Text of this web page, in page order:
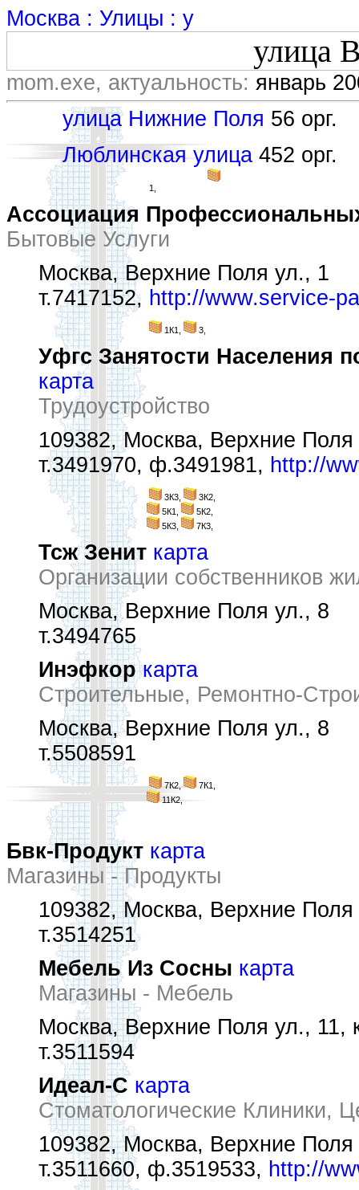
Москва : Улицы : у
улица
mom.exe, актуальность: январь
улица Нижние Поля 56 орг.
Люблинская улица 452 орг.
1,
Ассоциация
Бытовые Услуги
Москва, Верхние Поля ул., 1
т.7417152, http://www.service-
1К1, 3,
Уфгс Занятости Населения
карта
Трудоустройство
109382, Москва, Верхние Поля
т.3491970, ф.3491981, http://
3К3,
3К2,
5К1,
5К2,
5К3,
7К3,
Тсж Зенит карта
Организации собственников
Москва, Верхние Поля ул., 8
т.3494765
Инэфкор карта
Строительные, Ремонтно-
Москва, Верхние Поля ул., 8
т.5508591
7К2,
7К1,
11К2,
Бвк-Продукт карта
Магазины - Продукты
109382, Москва, Верхние Поля
т.3514251
Мебель Из Сосны карта
Магазины - Мебель
Москва, Верхние Поля ул., 11,
т.3511594
Идеал-С карта
Стоматологические Клиники,
109382, Москва, Верхние Поля
т.3511660, ф.3519533, http://